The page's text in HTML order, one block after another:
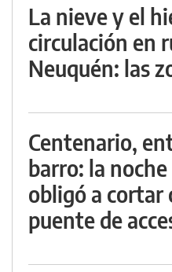
La nieve y el
circulación en
Neuquén: las
Centenario,
barro: la
obligó a cortar
puente de